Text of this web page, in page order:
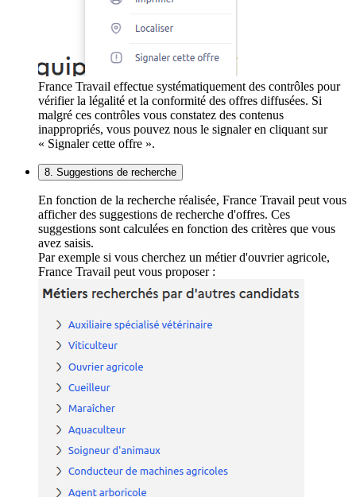
France Travail effectue systématiquement des contrôles pour
vérifier la légalité et la conformité des offres diffusées. Si
malgré ces contrôles vous constatez des contenus
inappropriés, vous pouvez nous le signaler en cliquant sur
« Signaler cette offre ».
8. Suggestions de recherche
En fonction de la recherche réalisée, France Travail peut vous
afficher des suggestions de recherche d'offres. Ces
suggestions sont calculées en fonction des critères que vous
avez saisis.
Par exemple si vous cherchez un métier d'ouvrier agricole,
France Travail peut vous proposer :